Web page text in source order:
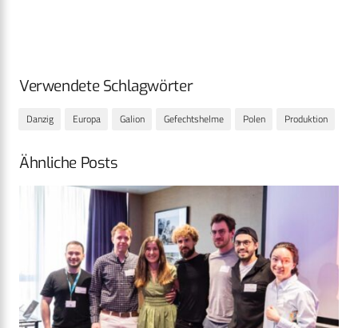
Verwendete Schlagwörter
Danzig Europa Galion Gefechtshelme Polen Produktion
Ähnliche Posts